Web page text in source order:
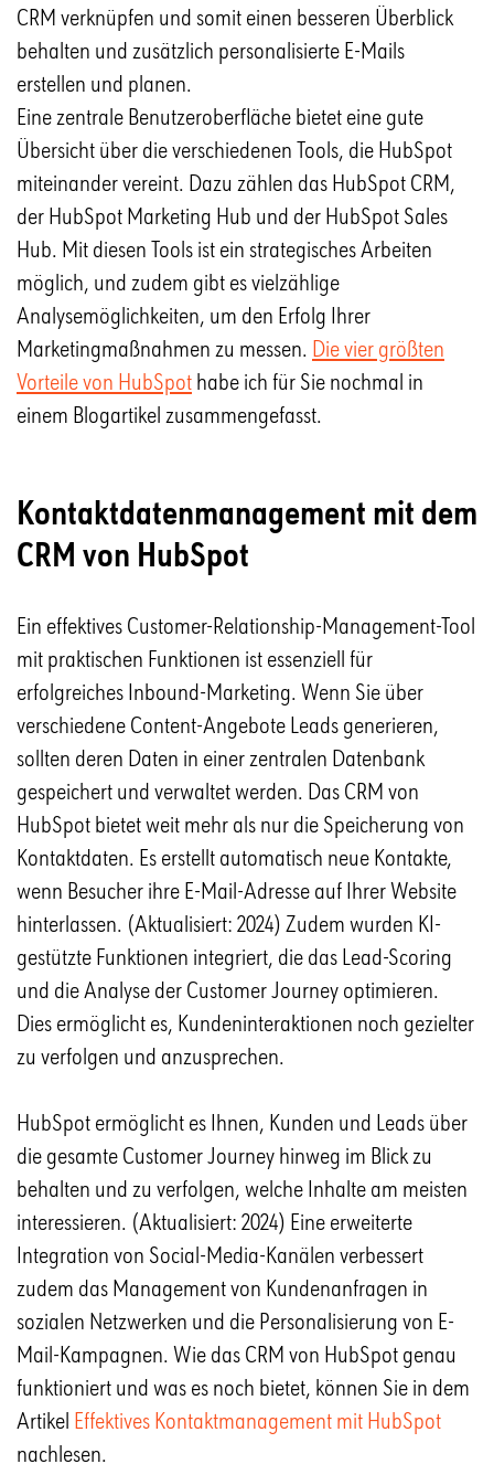
CRM verknüpfen und somit einen besseren Überblick
behalten und zusätzlich personalisierte E-Mails
erstellen und planen.
Eine zentrale Benutzeroberfläche bietet eine gute
Übersicht über die verschiedenen Tools, die HubSpot
miteinander vereint. Dazu zählen das HubSpot CRM,
der HubSpot Marketing Hub und der HubSpot Sales
Hub. Mit diesen Tools ist ein strategisches Arbeiten
möglich, und zudem gibt es vielzählige
Analysemöglichkeiten, um den Erfolg Ihrer
Marketingmaßnahmen zu messen. Die vier größten
Vorteile von HubSpot habe ich für Sie nochmal in
einem Blogartikel zusammengefasst.
Kontaktdatenmanagement mit dem
CRM von HubSpot
Ein effektives Customer-Relationship-Management-Tool
mit praktischen Funktionen ist essenziell für
erfolgreiches Inbound-Marketing. Wenn Sie über
verschiedene Content-Angebote Leads generieren,
sollten deren Daten in einer zentralen Datenbank
gespeichert und verwaltet werden. Das CRM von
HubSpot bietet weit mehr als nur die Speicherung von
Kontaktdaten. Es erstellt automatisch neue Kontakte,
wenn Besucher ihre E-Mail-Adresse auf Ihrer Website
hinterlassen. (Aktualisiert: 2024) Zudem wurden KI-
gestützte Funktionen integriert, die das Lead-Scoring
und die Analyse der Customer Journey optimieren.
Dies ermöglicht es, Kundeninteraktionen noch gezielter
zu verfolgen und anzusprechen.
HubSpot ermöglicht es Ihnen, Kunden und Leads über
die gesamte Customer Journey hinweg im Blick zu
behalten und zu verfolgen, welche Inhalte am meisten
interessieren. (Aktualisiert: 2024) Eine erweiterte
Integration von Social-Media-Kanälen verbessert
zudem das Management von Kundenanfragen in
sozialen Netzwerken und die Personalisierung von E-
Mail-Kampagnen. Wie das CRM von HubSpot genau
funktioniert und was es noch bietet, können Sie in dem
Artikel Effektives Kontaktmanagement mit HubSpot
nachlesen.